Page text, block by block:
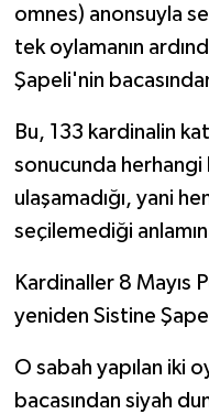
omnes) anonsuyla
tek oylamanın
Şapeli'nin
Bu, 133 kardinalin
sonucunda
ulaşamadığı, yani
seçilemediği
Kardinaller 8 Mayıs
yeniden Sistine
O sabah yapılan iki
bacasından siyah